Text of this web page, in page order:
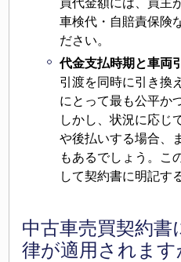
車検代・自賠責保険
ださい。
代金支払時期と車両
引渡を同時に引き換
にとって最も公平か
しかし、状況に応じ
や後払いする場合、
もあるでしょう。こ
して契約書に明記す
中古車売買契約
律が適用されます